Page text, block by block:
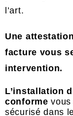
l’art.
Une
facture vous
intervention.
L’installation
conforme
sécurisé dans